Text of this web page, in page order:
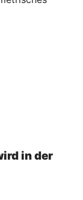
in der